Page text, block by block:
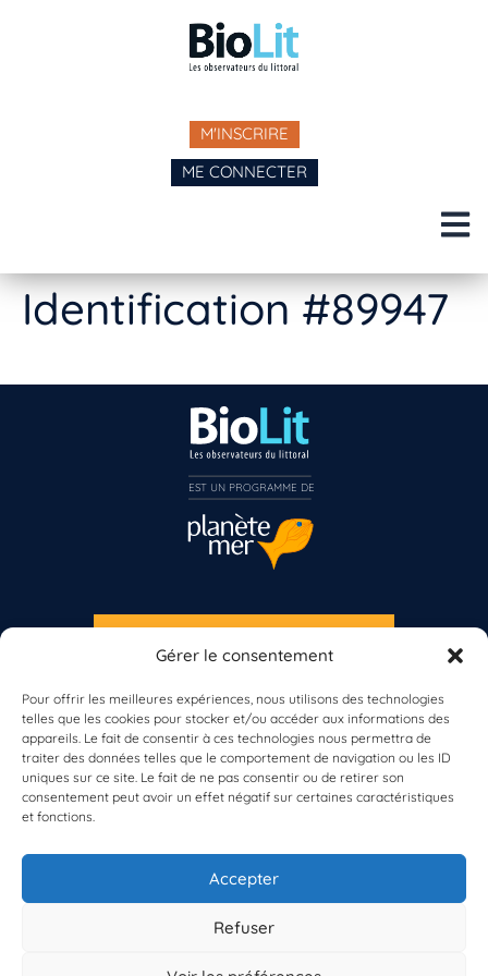
Gérer le consentement
Pour offrir les meilleures expériences, nous utilisons des technologies
telles que les cookies pour stocker et/ou accéder aux informations des
appareils. Le fait de consentir à ces technologies nous permettra de
traiter des données telles que le comportement de navigation ou les ID
uniques sur ce site. Le fait de ne pas consentir ou de retirer son
consentement peut avoir un effet négatif sur certaines caractéristiques
et fonctions.
Accepter
Refuser
M'INSCRIRE
ME CONNECTER
Identification #89947
À propos de BioLit
Vos données d'observation
Ressources
Résultats du programme
Contacts
S'INSCRIRE À LA NEWSLETTER
Inscrivez-vous dès maintenant